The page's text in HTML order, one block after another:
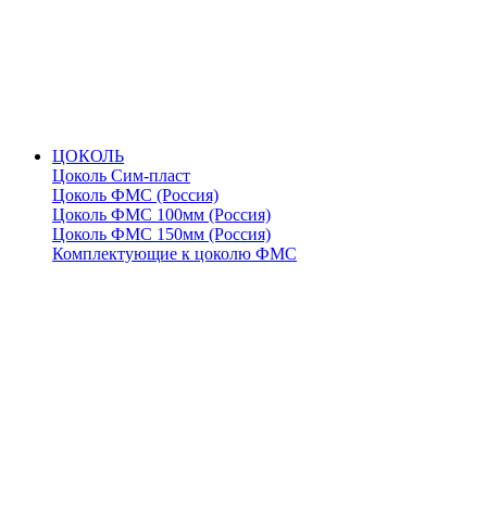
ЦОКОЛЬ
Цоколь Сим-пласт
Цоколь ФМС (Россия)
Цоколь ФМС 100мм (Россия)
Цоколь ФМС 150мм (Россия)
Комплектующие к цоколю ФМС